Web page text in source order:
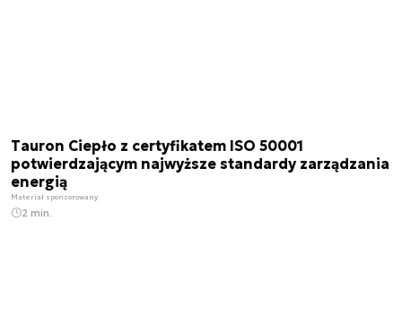
Tauron Ciepło z certyfikatem ISO 50001
potwierdzającym najwyższe standardy zarządzania
energią
Materiał sponsorowany
2 min.